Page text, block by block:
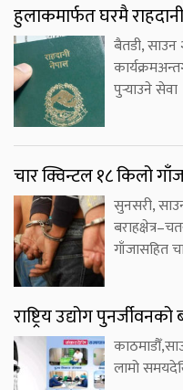
हुलाकमार्फत घरमै
बैतडी,
पुर्‍याउने सेवा
चार क्विन्टल १८ किलो
सुनसरी,
गाँजासहित
राष्ट्रिय उद्योग
लामो